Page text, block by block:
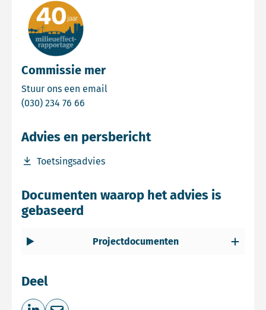
Commissie mer
Stuur ons een email
(030) 234 76 66
Advies en persbericht
Toetsingsadvies
Download bestand Toetsingsadvies
Documenten waarop het advies is
gebaseerd
Projectdocumenten
Deel